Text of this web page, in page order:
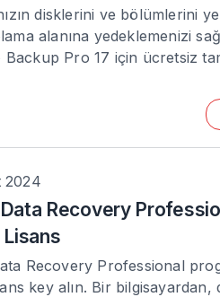
disklerini ve bölümlerini
alanına yedeklemenizi
Backup Pro 17 için ücretsiz
2024
Recovery
Recovery Professional
key alın. Bir bilgisayardan,